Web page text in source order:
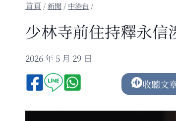
/新聞 / 中港台 /
少林寺前住持釋永信
2026 年 5 月 29 日
收聽文